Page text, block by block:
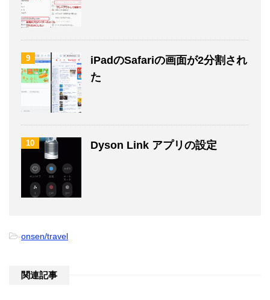
9
iPadのSafariの画面が2分割され
た
10 Dyson Link アプリの設定
-onsen/travel
関連記事